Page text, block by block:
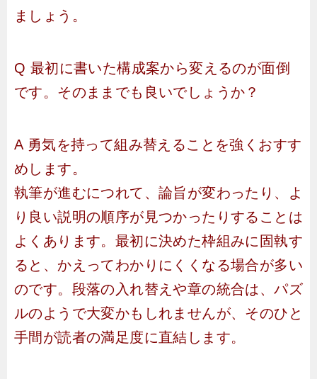
ましょう。
Q 最初に書いた構成案から変えるのが面倒
です。そのままでも良いでしょうか？
A 勇気を持って組み替えることを強くおすす
めします。
執筆が進むにつれて、論旨が変わったり、よ
り良い説明の順序が見つかったりすることは
よくあります。最初に決めた枠組みに固執す
ると、かえってわかりにくくなる場合が多い
のです。段落の入れ替えや章の統合は、パズ
ルのようで大変かもしれませんが、そのひと
手間が読者の満足度に直結します。